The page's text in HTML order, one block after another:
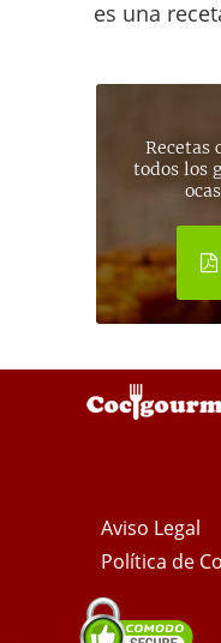
es una
Recetas
todos los
Aviso Legal
Política de